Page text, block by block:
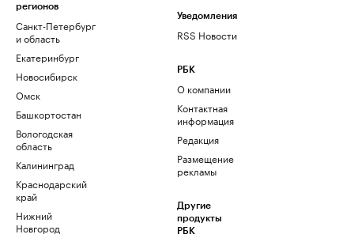
регионов
Санкт-Петербург
и область
Екатеринбург
Новосибирск
Омск
Башкортостан
Вологодская
область
Калининград
Краснодарский
край
Нижний
Новгород
Уведомления
RSS Новости
РБК
О компании
Контактная
информация
Редакция
Размещение
рекламы
Другие
продукты
РБК